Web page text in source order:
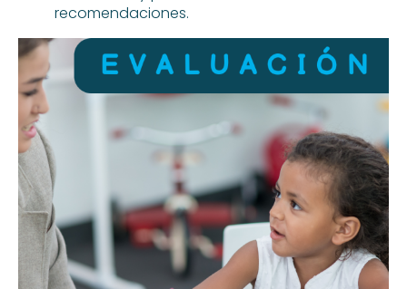
recomendaciones.